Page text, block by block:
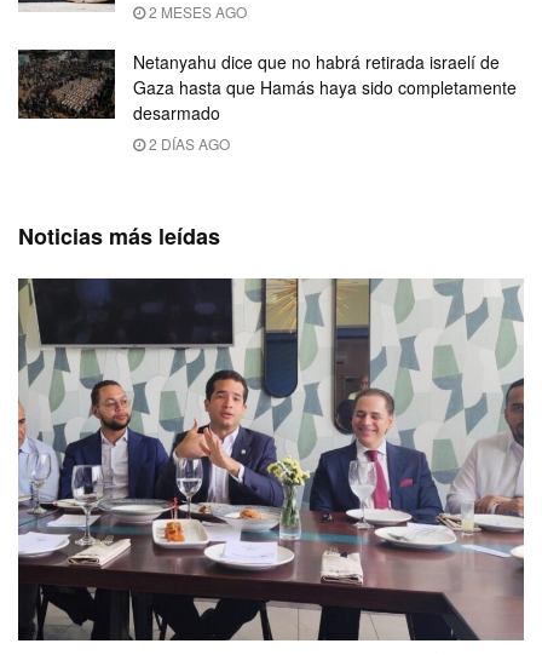
2 MESES AGO
Netanyahu dice que no habrá retirada israelí de
Gaza hasta que Hamás haya sido completamente
desarmado
2 DÍAS AGO
Noticias más leídas